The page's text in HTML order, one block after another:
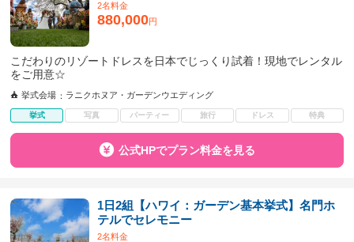
2名料金
880,000円
こだわりのリゾートドレスを日本でじっくり試着！現地でレンタル
をご用意☆
挙式会場 ラニクホヌア・ガーデンウエディング
挙式 写真 パーティー 旅行 ドレス 特典
公式HPでプラン料金を見る
1日2組【ハワイ：ガーデン基本挙式】名門ホ
テルでセレモニー
2名料金